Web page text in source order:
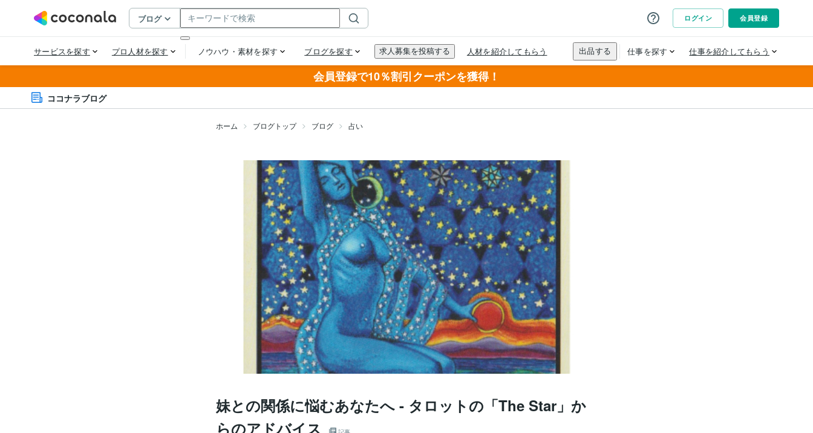
会員登録で10％割引クーポンを獲得！
ココナラブログ
ホーム ブログトップ ブログ 占い
妹との関係に悩むあなたへ - タロットの「The Star」か
らのアドバイス